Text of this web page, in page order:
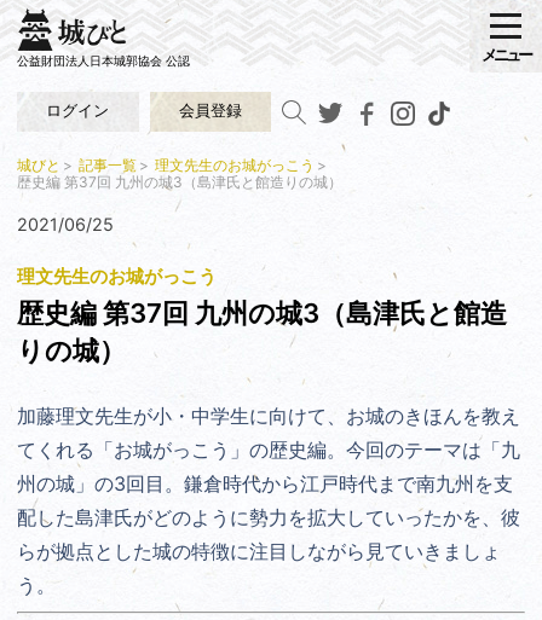
公益財団法人日本城郭協会 公認
ログイン 会員登録
メニュー
城びと 記事一覧
理文先生のお城がっこう
歴史編 第37回 九州の城3（島津氏と館造りの城）
2021/06/25
理文先生のお城がっこう
歴史編 第37回 九州の城3（島津氏と館造
りの城）
加藤理文先生が小・中学生に向けて、お城のきほんを教え
てくれる「お城がっこう」の歴史編。今回のテーマは「九
州の城」の3回目。鎌倉時代から江戸時代まで南九州を支
配した島津氏がどのように勢力を拡大していったかを、彼
らが拠点とした城の特徴に注目しながら見ていきましょ
う。